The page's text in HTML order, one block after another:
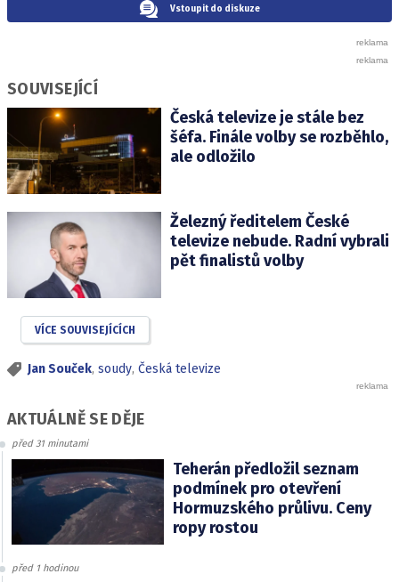
Vstoupit do diskuze
SOUVISEJÍCÍ
Česká televize je stále bez
šéfa. Finále volby se rozběhlo,
ale odložilo
Železný ředitelem České
televize nebude. Radní vybrali
pět finalistů volby
VÍCE SOUVISEJÍCÍCH
Jan Souček, soudy, Česká televize
AKTUÁLNĚ SE DĚJE
před 31 minutami
Teherán předložil seznam
podmínek pro otevření
Hormuzského průlivu. Ceny
ropy rostou
před 1 hodinou